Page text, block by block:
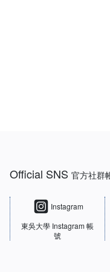
Official SNS 官方社群
Instagram
東吳大學 Instagram 帳
號